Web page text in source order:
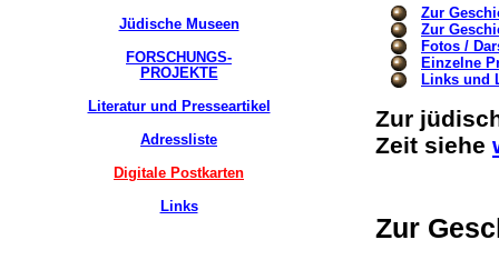
Jüdische Museen
FORSCHUNGS-
PROJEKTE
Literatur und Presseartikel
Adressliste
Digitale Postkarten
Links
Zur
Zur
Fotos /
Einzelne
Links und
Zur
Zeit siehe
Zur